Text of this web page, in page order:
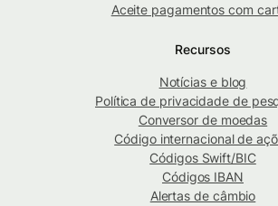
Aceite pagamentos com
Recursos
Notícias e blog
Política de privacidade de
Conversor de moedas
Código internacional de
Códigos Swift/BIC
Códigos IBAN
Alertas de câmbio